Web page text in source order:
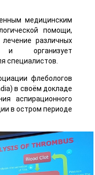
медицинским
помощи,
различных
и организует
специалистов.
флебологов
в своём докладе
аспирационного
в остром периоде